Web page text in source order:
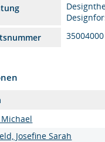
35004000
Josefine Sarah